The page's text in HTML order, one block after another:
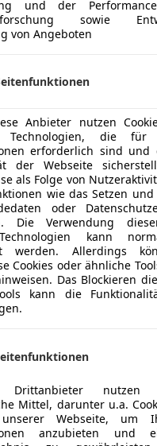
Reduziert
& Co KG
GT EXCLUSIVE Focal
und der
sowie
von Angeboten
Anbieter nutzen
Technologien, die für
erforderlich sind und
der Webseite
als Folge von
wie das Setzen
oder
Die Verwendung
kann
werden. Allerdings
Cookies oder ähnliche
Das Blockieren
kann die
nutzen
Mittel, darunter u.a.
Webseite, um
anzubieten und